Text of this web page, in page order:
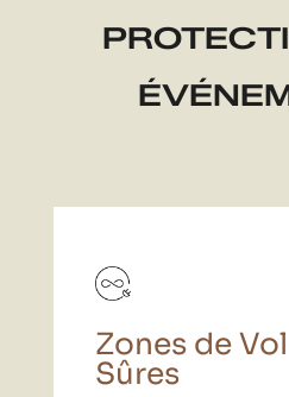
Zones de
Sûres